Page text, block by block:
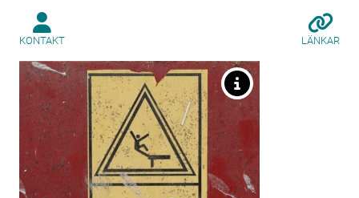
KONTAKT LÄNKAR